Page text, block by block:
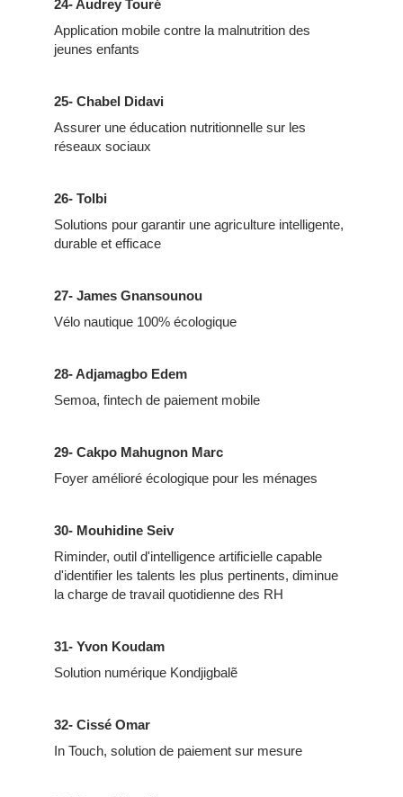
24- Audrey Touré
Application mobile contre la malnutrition des
jeunes enfants
25- Chabel Didavi
Assurer une éducation nutritionnelle sur les
réseaux sociaux
26- Tolbi
Solutions pour garantir une agriculture intelligente,
durable et efficace
27- James Gnansounou
Vélo nautique 100% écologique
28- Adjamagbo Edem
Semoa, fintech de paiement mobile
29- Cakpo Mahugnon Marc
Foyer amélioré écologique pour les ménages
30- Mouhidine Seiv
Riminder, outil d'intelligence artificielle capable
d'identifier les talents les plus pertinents, diminue
la charge de travail quotidienne des RH
31- Yvon Koudam
Solution numérique Kondjigbalẽ
32- Cissé Omar
In Touch, solution de paiement sur mesure